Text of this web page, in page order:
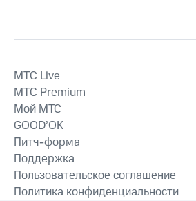
MTС Live
MTС Premium
Мой МТС
GOOD’OK
Питч-форма
Поддержка
Пользовательское соглашение
Политика конфиденциальности